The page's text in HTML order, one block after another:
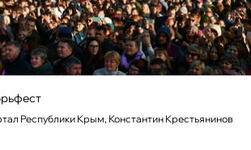
Республики Крым, Константин Крестьянинов